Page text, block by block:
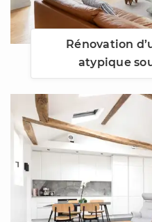
Rénovation
atypique